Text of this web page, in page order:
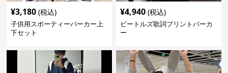
¥3,180 (税込)
子供用スポーティーパーカー上
下セット
¥4,940 (税込)
ビートルズ歌詞プリントパーカ
ー